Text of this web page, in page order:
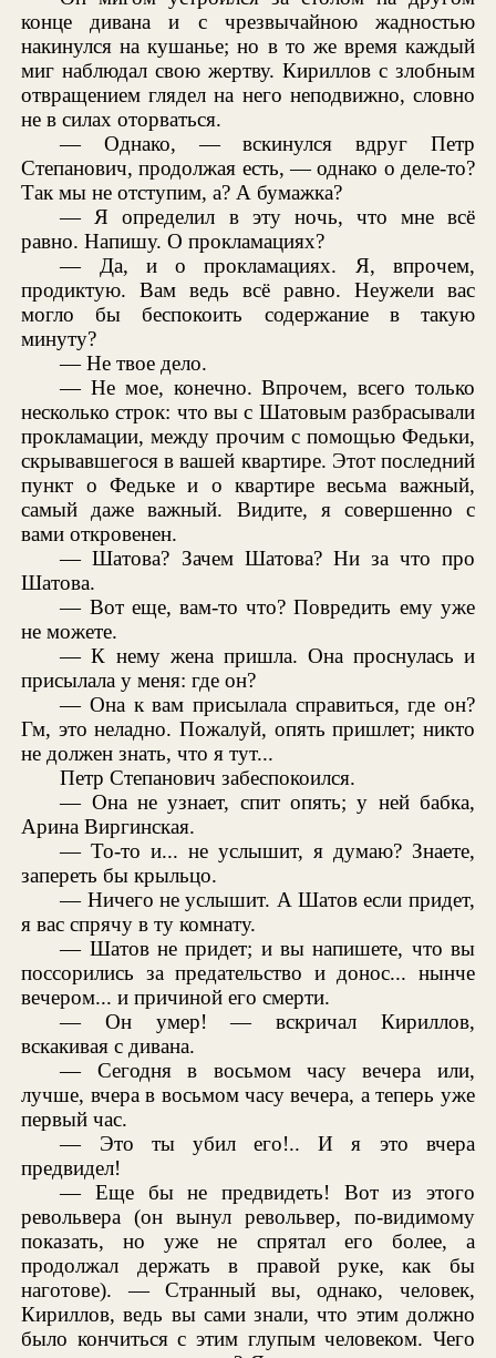
конце дивана и с чрезвычайною жадностью
накинулся на кушанье; но в то же время каждый
миг наблюдал свою жертву. Кириллов с злобным
отвращением глядел на него неподвижно, словно
не в силах оторваться.
— Однако, — вскинулся вдруг Петр
Степанович, продолжая есть, — однако о деле-то?
Так мы не отступим, а? А бумажка?
— Я определил в эту ночь, что мне всё
равно. Напишу. О прокламациях?
— Да, и о прокламациях. Я, впрочем,
продиктую. Вам ведь всё равно. Неужели вас
могло бы беспокоить содержание в такую
минуту?
— Не твое дело.
— Не мое, конечно. Впрочем, всего только
несколько строк: что вы с Шатовым разбрасывали
прокламации, между прочим с помощью Федьки,
скрывавшегося в вашей квартире. Этот последний
пункт о Федьке и о квартире весьма важный,
самый даже важный. Видите, я совершенно с
вами откровенен.
— Шатова? Зачем Шатова? Ни за что про
Шатова.
— Вот еще, вам-то что? Повредить ему уже
не можете.
— К нему жена пришла. Она проснулась и
присылала у меня: где он?
— Она к вам присылала справиться, где он?
Гм, это неладно. Пожалуй, опять пришлет; никто
не должен знать, что я тут...
Петр Степанович забеспокоился.
— Она не узнает, спит опять; у ней бабка,
Арина Виргинская.
— То-то и... не услышит, я думаю? Знаете,
запереть бы крыльцо.
— Ничего не услышит. А Шатов если придет,
я вас спрячу в ту комнату.
— Шатов не придет; и вы напишете, что вы
поссорились за предательство и донос... нынче
вечером... и причиной его смерти.
— Он умер! — вскричал Кириллов,
вскакивая с дивана.
— Сегодня в восьмом часу вечера или,
лучше, вчера в восьмом часу вечера, а теперь уже
первый час.
— Это ты убил его!.. И я это вчера
предвидел!
— Еще бы не предвидеть! Вот из этого
револьвера (он вынул револьвер, по-видимому
показать, но уже не спрятал его более, а
продолжал держать в правой руке, как бы
наготове). — Странный вы, однако, человек,
Кириллов, ведь вы сами знали, что этим должно
было кончиться с этим глупым человеком. Чего